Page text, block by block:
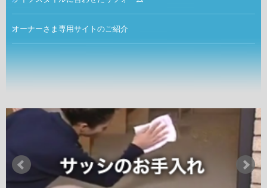
オーナーさま専用サイトのご紹介